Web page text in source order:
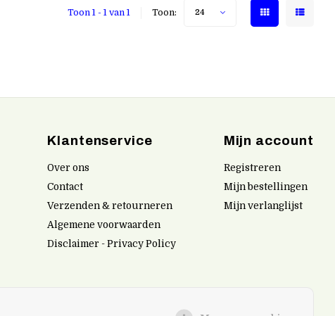
Toon 1 - 1 van 1 Toon: 24
Klantenservice
Over ons
Contact
Verzenden & retourneren
Algemene voorwaarden
Disclaimer - Privacy Policy
Mijn account
Registreren
Mijn bestellingen
Mijn verlanglijst